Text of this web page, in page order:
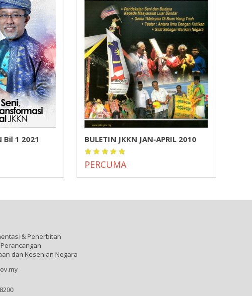
Bil 1 2021 BULETIN JKKN JAN-APRIL 2010
PERCUMA
& Penerbitan
dan Kesenian Negara